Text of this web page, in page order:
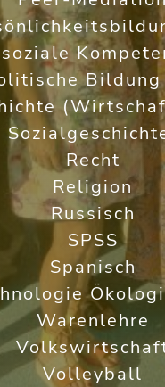
soziale
Bildung
Recht
Religion
Russisch
SPSS
Spanisch
Warenlehre
Volleyball